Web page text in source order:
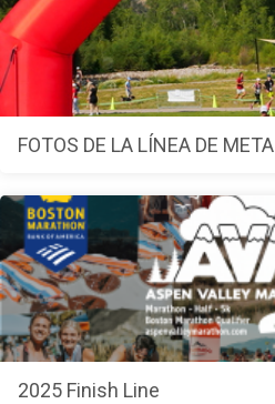
FOTOS DE LA LÍNEA DE META
2025 Finish Line